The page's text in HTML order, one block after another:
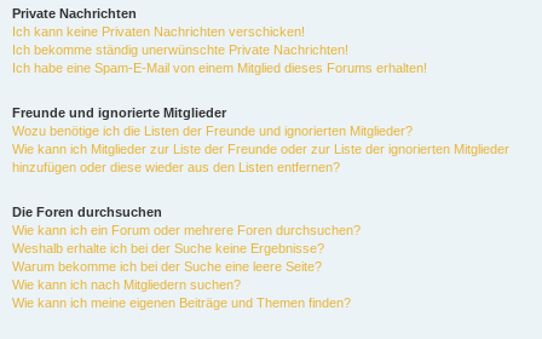
Private Nachrichten
Ich kann keine Privaten Nachrichten verschicken!
Ich bekomme ständig unerwünschte Private Nachrichten!
Ich habe eine Spam-E-Mail von einem Mitglied dieses Forums erhalten!
Freunde und ignorierte Mitglieder
Wozu benötige ich die Listen der Freunde und ignorierten Mitglieder?
Wie kann ich Mitglieder zur Liste der Freunde oder zur Liste der ignorierten Mitglieder
hinzufügen oder diese wieder aus den Listen entfernen?
Die Foren durchsuchen
Wie kann ich ein Forum oder mehrere Foren durchsuchen?
Weshalb erhalte ich bei der Suche keine Ergebnisse?
Warum bekomme ich bei der Suche eine leere Seite?
Wie kann ich nach Mitgliedern suchen?
Wie kann ich meine eigenen Beiträge und Themen finden?